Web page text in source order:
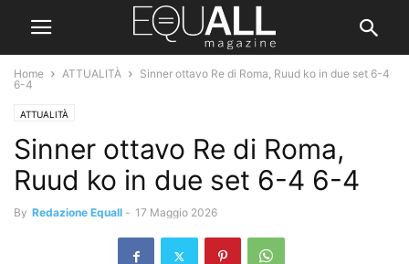
Home ATTUALITÀ
Sinner ottavo Re di Roma, Ruud ko in due set 6-4
6-4
ATTUALITÀ
Sinner ottavo Re di Roma,
Ruud ko in due set 6-4 6-4
By Redazione Equall - 17 Maggio 2026